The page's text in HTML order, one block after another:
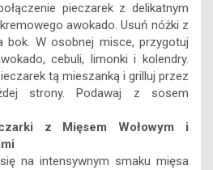
pieczarek z delikatnym
awokado. Usuń nóżki z
bok. W osobnej misce, przygotuj
cebuli, limonki i kolendry.
tą mieszanką i grilluj przez
strony. Podawaj z sosem
z Mięsem Wołowym i
na intensywnym smaku mięsa